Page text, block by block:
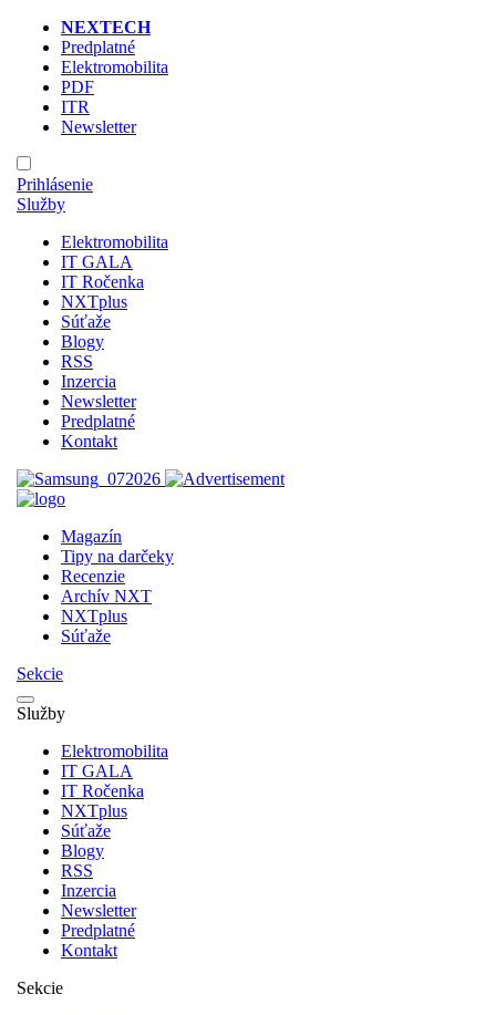
NEXTECH
Predplatné
Elektromobilita
PDF
ITR
Newsletter
Prihlásenie
Služby
Elektromobilita
IT GALA
IT Ročenka
NXTplus
Súťaže
Blogy
RSS
Inzercia
Newsletter
Predplatné
Kontakt
Magazín
Tipy na darčeky
Recenzie
Archív NXT
NXTplus
Súťaže
Sekcie
Služby
Elektromobilita
IT GALA
IT Ročenka
NXTplus
Súťaže
Blogy
RSS
Inzercia
Newsletter
Predplatné
Kontakt
Sekcie